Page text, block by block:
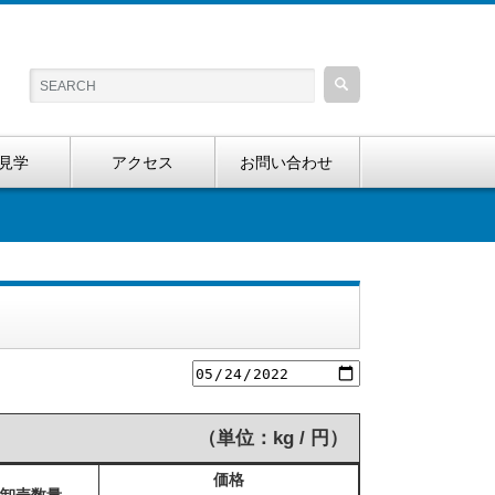
学 アクセス お問い合わせ
（単位：kg / 円）
価格